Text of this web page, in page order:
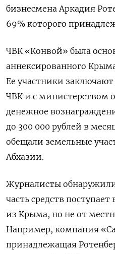
бизнесмена Аркадия
69% которого
ЧВК «Конвой» была
аннексированного
Ее участники
ЧВК и с министерством
денежное
до 300 000 рублей в
обещали земельные
Абхазии.
Журналисты
часть средств
из Крыма, но не от
Например, компания
принадлежащая